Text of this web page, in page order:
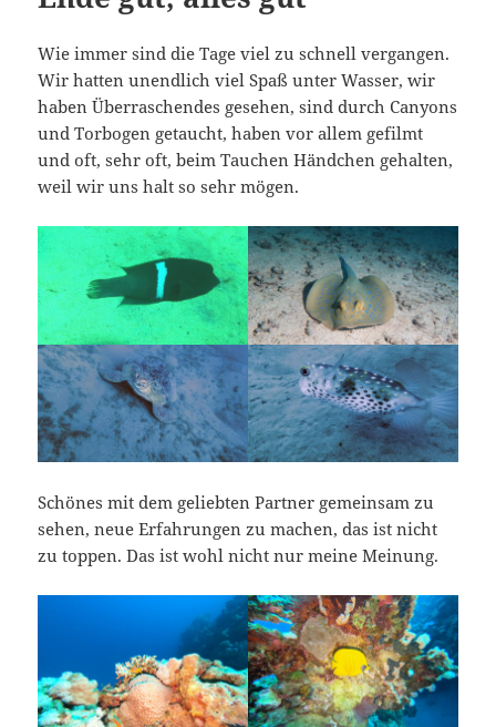
Wie immer sind die Tage viel zu schnell vergangen.
Wir hatten unendlich viel Spaß unter Wasser, wir
haben Überraschendes gesehen, sind durch Canyons
und Torbogen getaucht, haben vor allem gefilmt
und oft, sehr oft, beim Tauchen Händchen gehalten,
weil wir uns halt so sehr mögen.
Schönes mit dem geliebten Partner gemeinsam zu
sehen, neue Erfahrungen zu machen, das ist nicht
zu toppen. Das ist wohl nicht nur meine Meinung.